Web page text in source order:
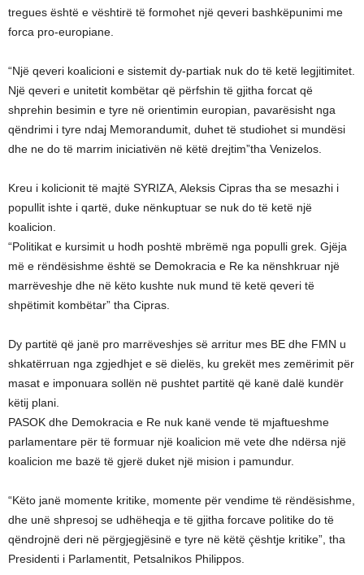
tregues është e vështirë të formohet një qeveri bashkëpunimi me
forca pro-europiane.
“Një qeveri koalicioni e sistemit dy-partiak nuk do të ketë legjitimitet.
Një qeveri e unitetit kombëtar që përfshin të gjitha forcat që
shprehin besimin e tyre në orientimin europian, pavarësisht nga
qëndrimi i tyre ndaj Memorandumit, duhet të studiohet si mundësi
dhe ne do të marrim iniciativën në këtë drejtim”tha Venizelos.
Kreu i kolicionit të majtë SYRIZA, Aleksis Cipras tha se mesazhi i
popullit ishte i qartë, duke nënkuptuar se nuk do të ketë një
koalicion.
“Politikat e kursimit u hodh poshtë mbrëmë nga populli grek. Gjëja
më e rëndësishme është se Demokracia e Re ka nënshkruar një
marrëveshje dhe në këto kushte nuk mund të ketë qeveri të
shpëtimit kombëtar” tha Cipras.
Dy partitë që janë pro marrëveshjes së arritur mes BE dhe FMN u
shkatërruan nga zgjedhjet e së dielës, ku grekët mes zemërimit për
masat e imponuara sollën në pushtet partitë që kanë dalë kundër
këtij plani.
PASOK dhe Demokracia e Re nuk kanë vende të mjaftueshme
parlamentare për të formuar një koalicion më vete dhe ndërsa një
koalicion me bazë të gjerë duket një mision i pamundur.
“Këto janë momente kritike, momente për vendime të rëndësishme,
dhe unë shpresoj se udhëheqja e të gjitha forcave politike do të
qëndrojnë deri në përgjegjësinë e tyre në këtë çështje kritike”, tha
Presidenti i Parlamentit, Petsalnikos Philippos.